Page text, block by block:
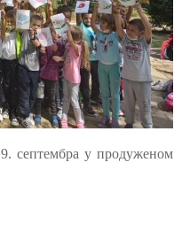
9. септембра у продуженом